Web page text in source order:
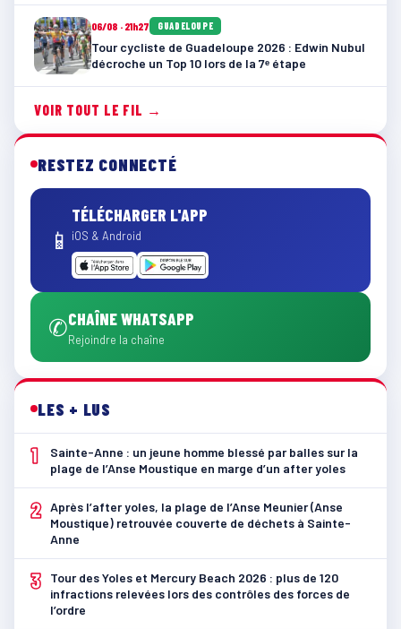
06/08 · 21h27 GUADELOUPE
Tour cycliste de Guadeloupe 2026 : Edwin Nubul
décroche un Top 10 lors de la 7ᵉ étape
VOIR TOUT LE FIL →
RESTEZ CONNECTÉ
📱
TÉLÉCHARGER L'APP
iOS & Android
✆CHAÎNE WHATSAPP
Rejoindre la chaîne
LES + LUS
1
Sainte-Anne : un jeune homme blessé par balles sur la
plage de l’Anse Moustique en marge d’un after yoles
2 Après l’after yoles, la plage de l’Anse Meunier (Anse
Moustique) retrouvée couverte de déchets à Sainte-
Anne
3
Tour des Yoles et Mercury Beach 2026 : plus de 120
infractions relevées lors des contrôles des forces de
l’ordre